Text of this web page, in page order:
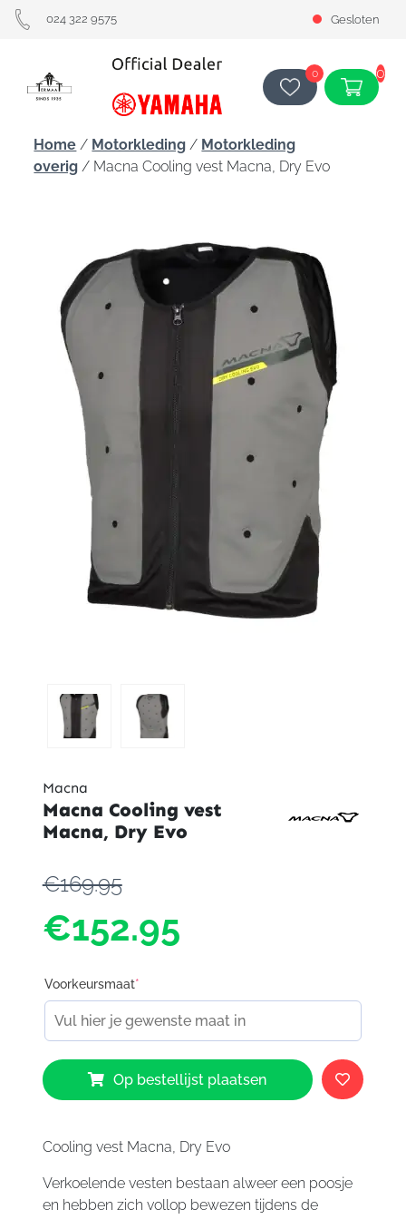
024 322 9575 Gesloten
0 0
Home / Motorkleding / Motorkleding
overig / Macna Cooling vest Macna, Dry Evo
Macna
Macna Cooling vest
Macna, Dry Evo
€169.95
€152.95
Voorkeursmaat*
Macna
Cooling
vest
Dry
aantal
Op bestellijst plaatsen
Cooling vest Macna, Dry Evo
Verkoelende vesten bestaan alweer een poosje
en hebben zich vollop bewezen tijdens de